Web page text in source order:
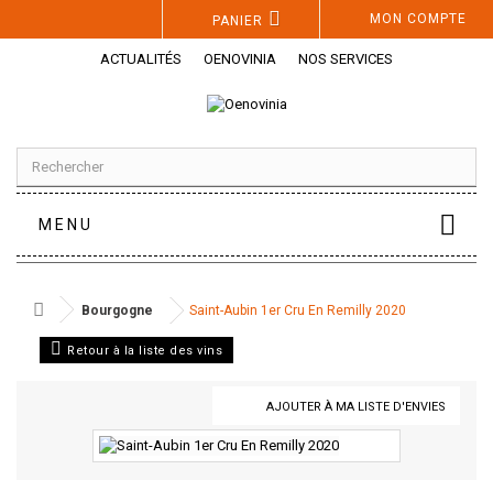
MON COMPTE
PANIER
ACTUALITÉS OENOVINIA NOS SERVICES
MENU
Bourgogne Saint-Aubin 1er Cru En Remilly 2020
AJOUTER À MA LISTE D'ENVIES
Retour à la liste des vins